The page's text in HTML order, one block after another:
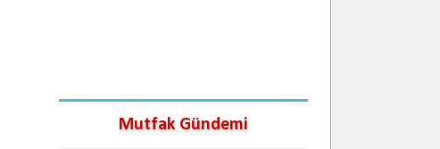
Mutfak Gündemi